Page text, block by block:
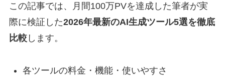
この記事では、月間100万PVを達成した筆者が実
際に検証した2026年最新のAI生成ツール5選を徹底
比較します。
各ツールの料金・機能・使いやすさ